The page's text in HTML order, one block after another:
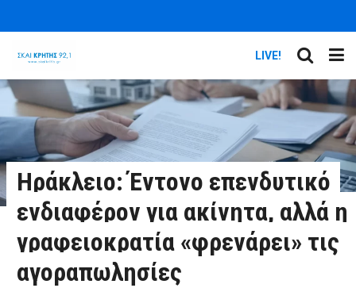
LIVE!
Ηράκλειο: Έντονο επενδυτικό
ενδιαφέρον για ακίνητα, αλλά η
γραφειοκρατία «φρενάρει» τις
αγοραπωλησίες